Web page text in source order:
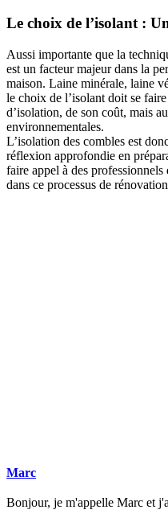
Le choix de l’isolant :
Aussi importante que la
est un facteur majeur dans la
maison. Laine minérale, laine
le choix de l’isolant doit se
d’isolation, de son coût, mais
environnementales.
L’isolation des combles est
réflexion approfondie en
faire appel à des
dans ce processus de
Marc
Bonjour, je m'appelle Marc et